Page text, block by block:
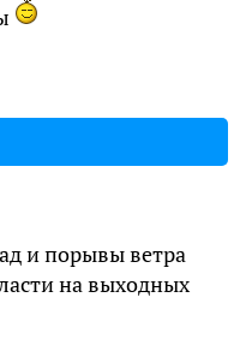
и порывы ветра
на выходных